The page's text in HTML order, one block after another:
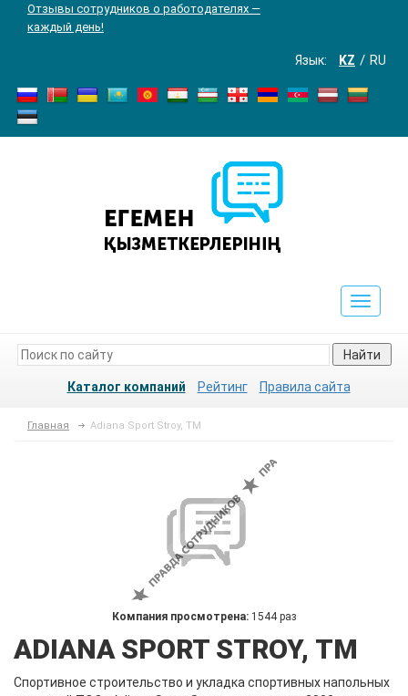
Отзывы сотрудников о работодателях —
каждый день!
Язык: KZ RU
Toggle
Найти
Каталог компаний Рейтинг Правила сайта
Главная Adiana Sport Stroy, ТМ
Компания просмотрена: 1544 раз
ADIANA SPORT STROY, ТМ
Спортивное строительство и укладка спортивных напольных